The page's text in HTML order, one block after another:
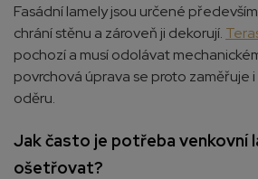
Fasádní lamely jsou určené
chrání stěnu a zároveň ji dekorují.
pochozí a musí odolávat
povrchová úprava se proto zaměřuje
oděru.
Jak často je potřeba venkovní
ošetřovat?